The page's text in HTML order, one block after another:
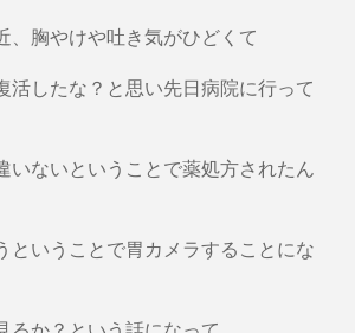
、胸やけや吐き気がひどくて
活したな？と思い先日病院に行って
いないということで薬処方されたん
ということで胃カメラすることにな